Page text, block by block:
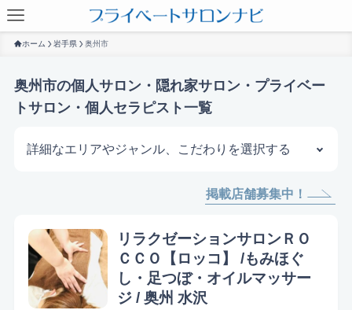
ホーム 岩手県 奥州市
奥州市の個人サロン・隠れ家サロン・プライベー
トサロン・個人セラピスト一覧
詳細なエリアやジャンル、こだわりを選択する
掲載店舗募集中！
リラクゼーションサロンＲＯ
ＣＣＯ【ロッコ】 /もみほぐ
し・足つぼ・オイルマッサー
ジ / 奥州 水沢